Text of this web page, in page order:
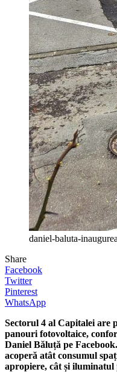
daniel-baluta-
Share
Facebook
Twitter
Pinterest
WhatsApp
Sectorul 4 al Capitalei are
panouri fotovoltaice,
Daniel Băluță pe
acoperă atât consumul
apropiere, cât și